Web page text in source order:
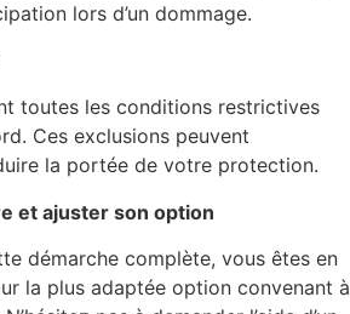
lors d’un dommage.
toutes les conditions restrictives
Ces exclusions peuvent
la portée de votre protection.
et ajuster son option
démarche complète, vous êtes en
la plus adaptée option convenant à